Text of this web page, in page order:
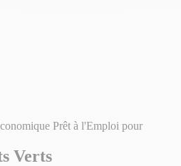
Prêt à l'Emploi pour
Verts